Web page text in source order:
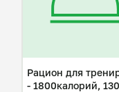
Рацион для
- 1800калорий, 130